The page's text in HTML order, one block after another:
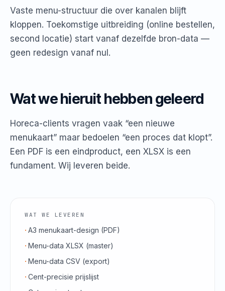
Vaste menu-structuur die over kanalen blijft
kloppen. Toekomstige uitbreiding (online bestellen,
second locatie) start vanaf dezelfde bron-data —
geen redesign vanaf nul.
Wat we hieruit hebben geleerd
Horeca-clients vragen vaak “een nieuwe
menukaart” maar bedoelen “een proces dat klopt”.
Een PDF is een eindproduct, een XLSX is een
fundament. Wij leveren beide.
WAT WE LEVEREN
A3 menukaart-design (PDF)
Menu-data XLSX (master)
Menu-data CSV (export)
Cent-precisie prijslijst